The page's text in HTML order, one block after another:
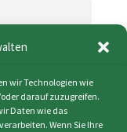
wir Technologien wie
darauf zuzugreifen.
Daten wie das
Wenn Sie Ihre